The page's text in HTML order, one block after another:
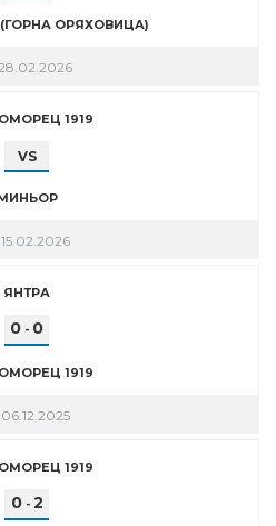
ОРЯХОВИЦА)
1919
VS
15.02.2026
ЯНТРА
0 - 0
1919
06.12.2025
1919
0- 2